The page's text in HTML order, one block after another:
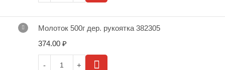
Молоток 500г дер. рукоятка 382305
374.00 ₽